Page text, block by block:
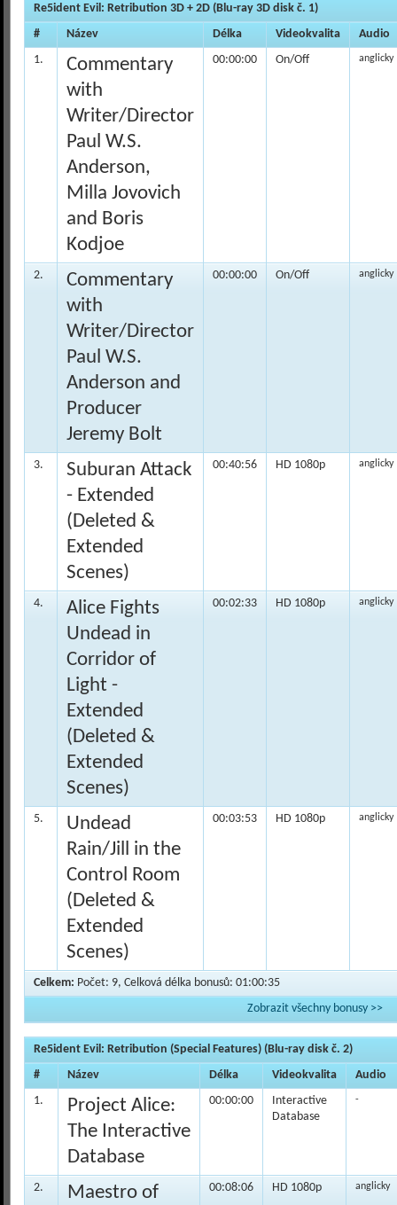
Re5ident Evil: Retribution 3D + 2D (Blu-ray 3D disk č. 1)
#
Název Délka Videokvalita
Audio
1.
Commentary
with
Writer/Director
Paul W.S.
Anderson,
Milla Jovovich
and Boris
Kodjoe
00:00:00 On/Off anglicky
2.
Commentary
with
Writer/Director
Paul W.S.
Anderson and
Producer
Jeremy Bolt
00:00:00 On/Off anglicky
3.
Suburan Attack
- Extended
(Deleted &
Extended
Scenes)
00:40:56 HD 1080p anglicky
4.
Alice Fights
Undead in
Corridor of
Light -
Extended
(Deleted &
Extended
Scenes)
00:02:33 HD 1080p anglicky
5.
Undead
Rain/Jill in the
Control Room
(Deleted &
Extended
Scenes)
00:03:53 HD 1080p anglicky
Celkem: Počet: 9, Celková délka bonusů: 01:00:35
Zobrazit všechny bonusy >>
Re5ident Evil: Retribution (Special Features) (Blu-ray disk č. 2)
#
Název Délka Videokvalita
Audio
1.
Project Alice:
The Interactive
Database
00:00:00
Interactive
Database
-
2. Maestro of 00:08:06 HD 1080p anglicky